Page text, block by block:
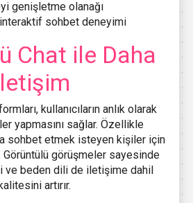
genişletme olanağı
sohbet deneyimi
Chat ile Daha
kullanıcıların anlık olarak
yapmasını sağlar. Özellikle
sohbet etmek isteyen kişiler için
görüşmeler sayesinde
ve beden dili de iletişime dahil
artırır.